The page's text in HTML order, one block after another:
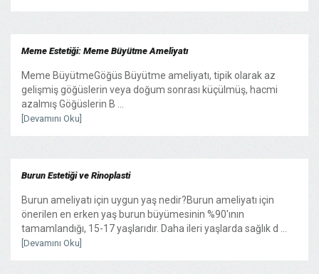
Meme Estetiği: Meme Büyütme Ameliyatı
Meme BüyütmeGöğüs Büyütme ameliyatı, tipik olarak az
gelişmiş göğüslerin veya doğum sonrası küçülmüş, hacmi
azalmış Göğüslerin B ...
[Devamını Oku]
Burun Estetiği ve Rinoplasti
Burun ameliyatı için uygun yaş nedir?Burun ameliyatı için
önerilen en erken yaş burun büyümesinin %90'ının
tamamlandığı, 15-17 yaşlarıdır. Daha ileri yaşlarda sağlık d ...
[Devamını Oku]